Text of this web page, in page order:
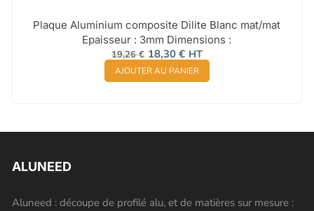
Plaque Aluminium composite Dilite Blanc mat/mat
Epaisseur : 3mm Dimensions :
19,26€ Le
prix
initial
était :
18,30 €Le
prix
actuel
est :
HT
AJOUTER AU PANIER
ALUNEED
Aluneed : découpe de profilé alu, et de matières sur mesure :